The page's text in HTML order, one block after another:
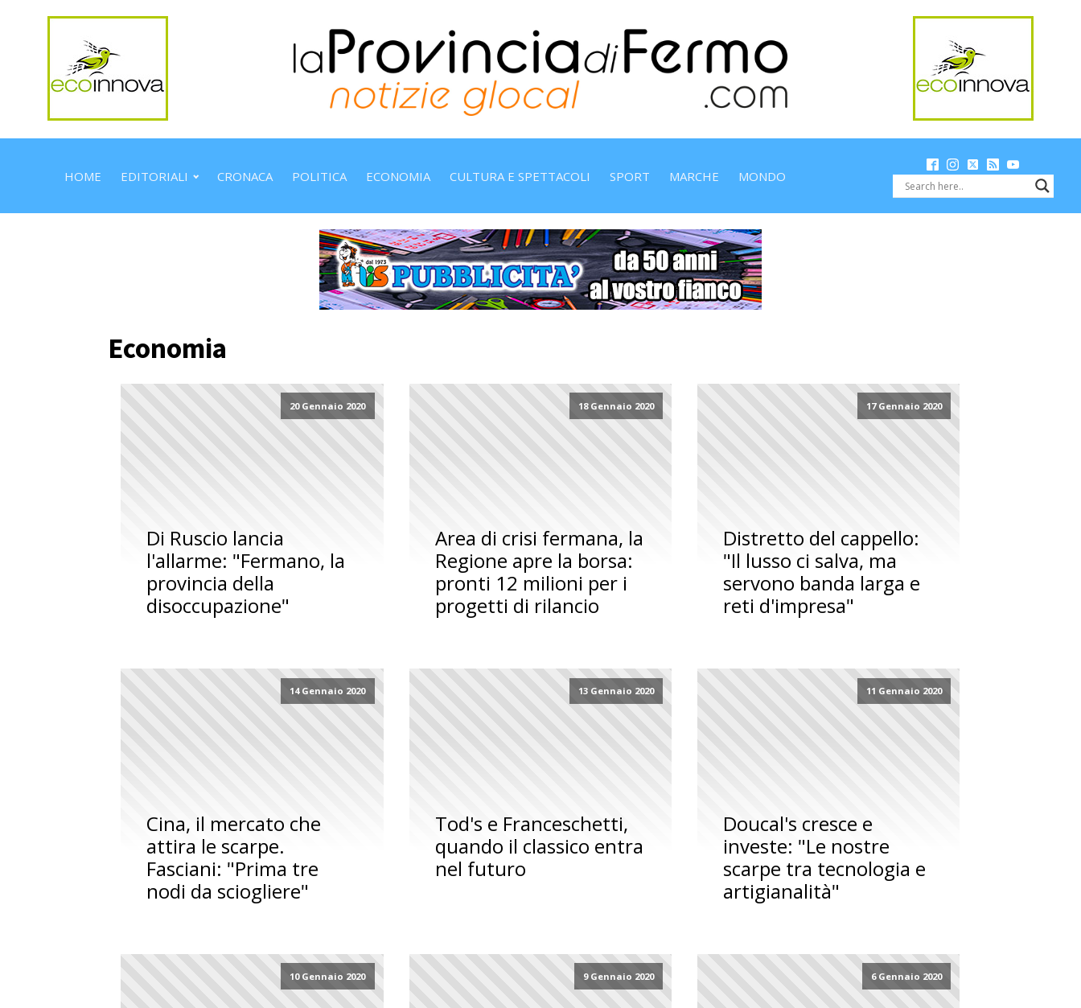
HOME EDITORIALI CRONACA POLITICA ECONOMIA CULTURA E SPETTACOLI SPORT MARCHE MONDO
Economia
20 Gennaio 2020
Di Ruscio lancia
l'allarme: "Fermano, la
provincia della
disoccupazione"
18 Gennaio 2020
Area di crisi fermana, la
Regione apre la borsa:
pronti 12 milioni per i
progetti di rilancio
17 Gennaio 2020
Distretto del cappello:
"Il lusso ci salva, ma
servono banda larga e
reti d'impresa"
14 Gennaio 2020
Cina, il mercato che
attira le scarpe.
Fasciani: "Prima tre
nodi da sciogliere"
13 Gennaio 2020
Tod's e Franceschetti,
quando il classico entra
nel futuro
11 Gennaio 2020
Doucal's cresce e
investe: "Le nostre
scarpe tra tecnologia e
artigianalità"
10 Gennaio 2020 9 Gennaio 2020 6 Gennaio 2020